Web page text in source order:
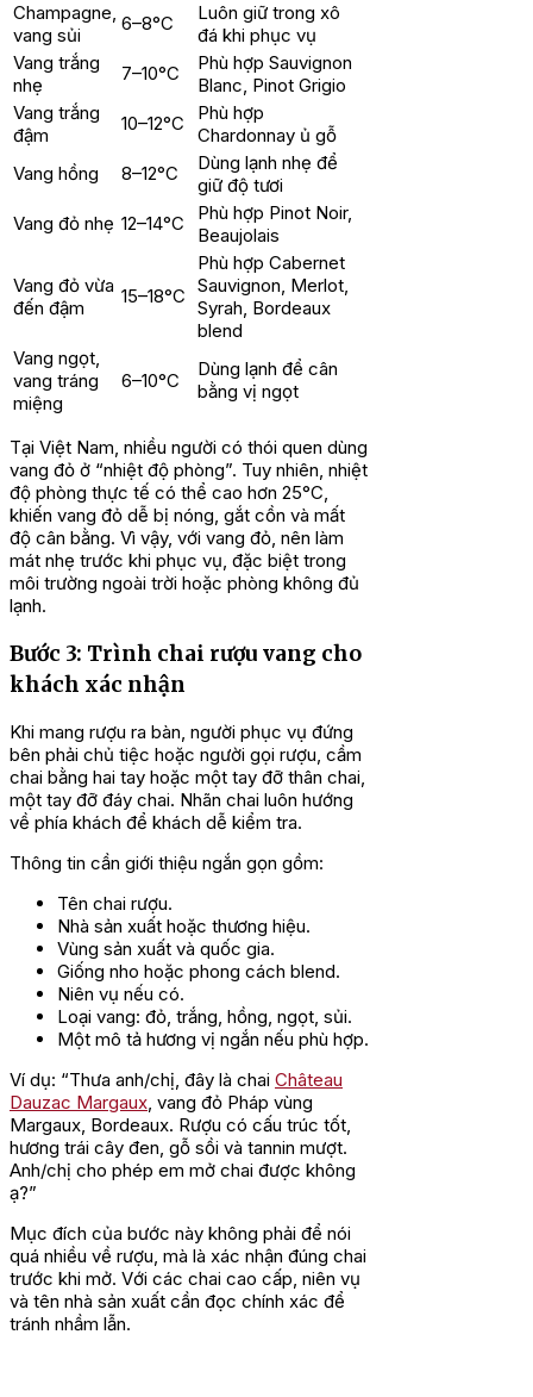
Champagne,
vang sủi
6–8°C
Luôn giữ trong xô
đá khi phục vụ
Vang trắng
nhẹ
7–10°C
Phù hợp Sauvignon
Blanc, Pinot Grigio
Vang trắng
đậm
10–12°C
Phù hợp
Chardonnay ủ gỗ
Vang hồng
8–12°C
Dùng lạnh nhẹ để
giữ độ tươi
Vang đỏ nhẹ 12–14°C
Phù hợp Pinot Noir,
Beaujolais
Vang đỏ vừa
đến đậm
15–18°C
Phù hợp Cabernet
Sauvignon, Merlot,
Syrah, Bordeaux
blend
Vang ngọt,
vang tráng
miệng
6–10°C
Dùng lạnh để cân
bằng vị ngọt
Tại Việt Nam, nhiều người có thói quen dùng
vang đỏ ở “nhiệt độ phòng”. Tuy nhiên, nhiệt
độ phòng thực tế có thể cao hơn 25°C,
khiến vang đỏ dễ bị nóng, gắt cồn và mất
độ cân bằng. Vì vậy, với vang đỏ, nên làm
mát nhẹ trước khi phục vụ, đặc biệt trong
môi trường ngoài trời hoặc phòng không đủ
lạnh.
Bước 3: Trình chai rượu vang cho
khách xác nhận
Khi mang rượu ra bàn, người phục vụ đứng
bên phải chủ tiệc hoặc người gọi rượu, cầm
chai bằng hai tay hoặc một tay đỡ thân chai,
một tay đỡ đáy chai. Nhãn chai luôn hướng
về phía khách để khách dễ kiểm tra.
Thông tin cần giới thiệu ngắn gọn gồm:
Tên chai rượu.
Nhà sản xuất hoặc thương hiệu.
Vùng sản xuất và quốc gia.
Giống nho hoặc phong cách blend.
Niên vụ nếu có.
Loại vang: đỏ, trắng, hồng, ngọt, sủi.
Một mô tả hương vị ngắn nếu phù hợp.
Ví dụ: “Thưa anh/chị, đây là chai Château
Dauzac Margaux, vang đỏ Pháp vùng
Margaux, Bordeaux. Rượu có cấu trúc tốt,
hương trái cây đen, gỗ sồi và tannin mượt.
Anh/chị cho phép em mở chai được không
ạ?”
Mục đích của bước này không phải để nói
quá nhiều về rượu, mà là xác nhận đúng chai
trước khi mở. Với các chai cao cấp, niên vụ
và tên nhà sản xuất cần đọc chính xác để
tránh nhầm lẫn.